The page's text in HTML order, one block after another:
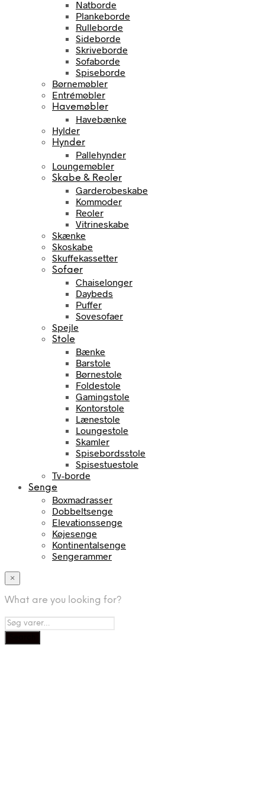
Natborde
Plankeborde
Rulleborde
Sideborde
Skriveborde
Sofaborde
Spiseborde
Børnemøbler
Entrémøbler
Havemøbler
Havebænke
Hylder
Hynder
Pallehynder
Loungemøbler
Skabe & Reoler
Garderobeskabe
Kommoder
Reoler
Vitrineskabe
Skænke
Skoskabe
Skuffekassetter
Sofaer
Chaiselonger
Daybeds
Puffer
Sovesofaer
Spejle
Stole
Bænke
Barstole
Børnestole
Foldestole
Gamingstole
Kontorstole
Lænestole
Loungestole
Skamler
Spisebordsstole
Spisestuestole
Tv-borde
Senge
Boxmadrasser
Dobbeltsenge
Elevationssenge
Køjesenge
Kontinentalsenge
Sengerammer
×
What are you looking for?